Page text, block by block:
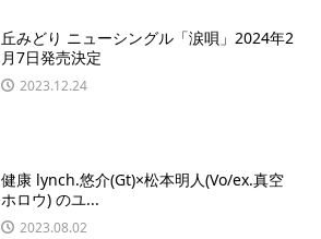
丘みどり ニューシングル「涙唄」2024年2
月7日発売決定
2023.12.24
健康 lynch.悠介(Gt)×松本明人(Vo/ex.真空
ホロウ) のユ...
2023.08.02